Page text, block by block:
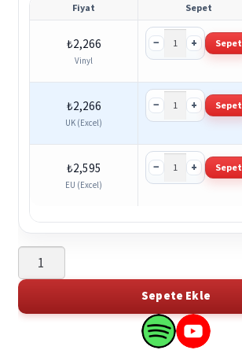
Fiyat Sepet
₺2,266
Vinyl
− + Sepet
₺2,266
UK (Excel)
− + Sepet
₺2,595
EU (Excel)
− + Sepet
100%wet
-
1LP
Sepete Ekle
SearchSearch